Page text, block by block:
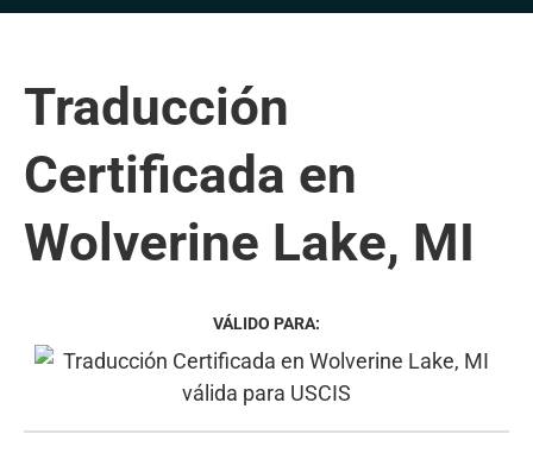
Traducción
Certificada en
Wolverine Lake, MI
VÁLIDO PARA: